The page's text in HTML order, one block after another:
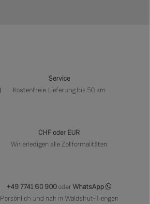
Service
Kostenfreie Lieferung bis 50 km
CHF oder EUR
Wir erledigen alle Zollformalitäten
+49 7741 60 900 oder WhatsApp
Persönlich und nah in Waldshut-Tiengen